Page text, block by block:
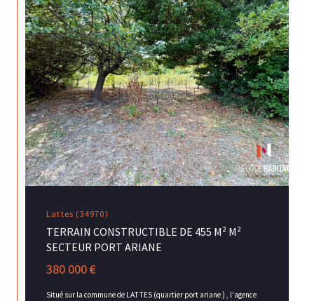
Lattes (34970)
TERRAIN CONSTRUCTIBLE DE 455 M² M²
SECTEUR PORT ARIANE
380 000 €
Situé sur la commune de LATTES (quartier port ariane ) , l'agence